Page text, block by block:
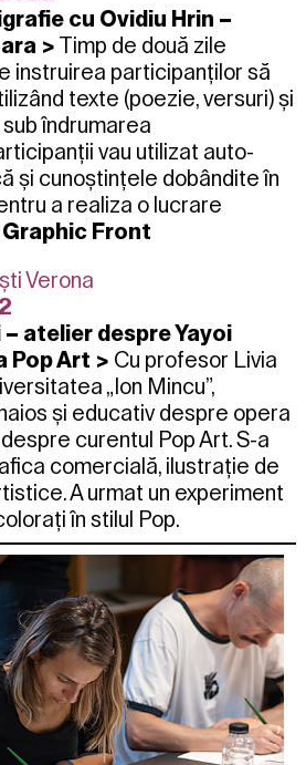
cu Ovidiu Hrin –
> Timp de două zile
instruirea participanților să
texte (poezie, versuri) și
îndrumarea
vau utilizat auto-
și cunoștințele dobândite în
a realiza o lucrare
Graphic Front
Verona
atelier despre Yayoi
Pop Art > Cu profesor Livia
„Ion Mincu”,
și educativ despre opera
curentul Pop Art. S-a
comercială, ilustrație de
A urmat un experiment
în stilul Pop.